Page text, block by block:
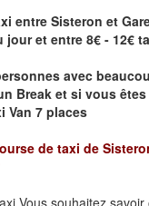
entre Sisteron et
jour et entre 8€ - 12€
avec
Break et si vous
Van 7 places
de taxi de